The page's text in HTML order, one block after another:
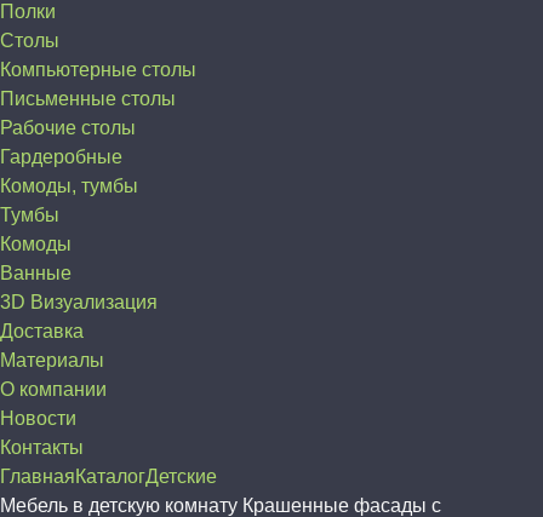
Полки
Столы
Компьютерные столы
Письменные столы
Рабочие столы
Гардеробные
Комоды, тумбы
Тумбы
Комоды
Ванные
3D Визуализация
Доставка
Материалы
О компании
Новости
Контакты
ГлавнаяКаталогДетские
Мебель в детскую комнату Крашенные фасады с